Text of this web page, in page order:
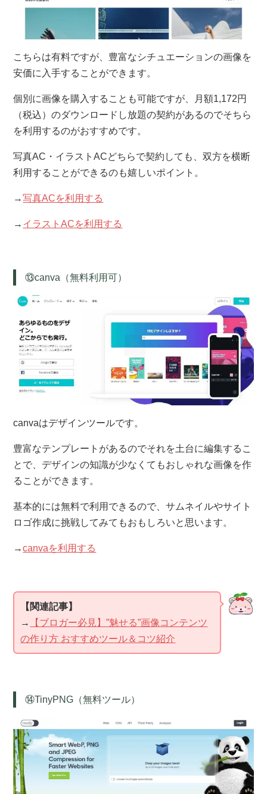
こちらは有料ですが、豊富なシチュエーションの画像を
安価に入手することができます。
個別に画像を購入することも可能ですが、月額1,172円
（税込）のダウンロードし放題の契約があるのでそちら
を利用するのがおすすめです。
写真AC・イラストACどちらで契約しても、双方を横断
利用することができるのも嬉しいポイント。
→写真ACを利用する
→ イラストACを利用する
⑬canva（無料利用可）
canvaはデザインツールです。
豊富なテンプレートがあるのでそれを土台に編集するこ
とで、デザインの知識が少なくてもおしゃれな画像を作
ることができます。
基本的には無料で利用できるので、サムネイルやサイト
ロゴ作成に挑戦してみてもおもしろいと思います。
→canvaを利用する
【関連記事】
→
【ブロガー必見】”魅せる”画像コンテンツ
の作り方 おすすめツール＆コツ紹介
⑭TinyPNG（無料ツール）